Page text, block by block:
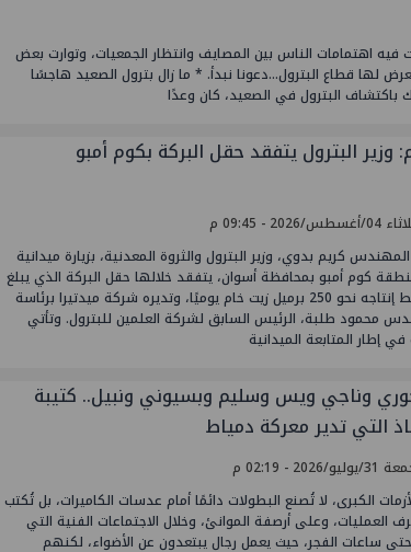
فيه اهتمامات الناس بين المصايف وانتظار الجمعيات، وتوارت بعض
لها قطاع البترول...دعونا نبدأ. * ما زال بترول الصعيد هاجسًا
البترول في الصعيد، كان وعدًا
وزير البترول يتفقد حقل البركة بكوم أمبو
2026 - 09:45 م
كريم بدوي، وزير البترول والثروة المعدنية، بزيارة ميدانية
كوم أمبو بمحافظة أسوان، يتفقد خلالها حقل البركة الذي يبلغ
متوسط إنتاجه نحو 250 برميل زيت خام يوميًا، وتديره شركة ميدتيرا برئاسة
محمود طلبة، الرئيس السابق لشركة العلمين للبترول. وتأتي
في إطار المتابعة الميدانية
وناجي ويس وسليم وبسيوني ونبيل.. كتيبة
التي تدير معركة دمياط
2026 - 02:19 م
الكبرى، لا تُصنع البطولات دائمًا أمام عدسات الكاميرات، بل تُكتب
العمليات، وعلى أرصفة الموانئ، وخلال الاجتماعات الفنية التي
ساعات الفجر، حيث يعمل رجال يبتعدون عن الأضواء، لكنهم